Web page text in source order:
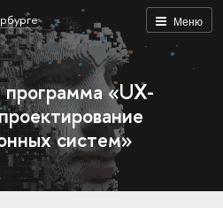
Меню
программа «UX-
систем»